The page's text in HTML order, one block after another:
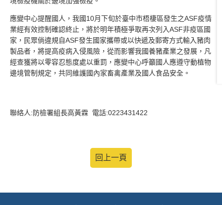
應變中心提醒國人，我國10月下旬於臺中市梧棲區發生之ASF疫情
業經有效控制確認終止，將於明年積極爭取再次列入ASF非疫區國
家，民眾倘違規自ASF發生國家攜帶或以快遞及郵寄方式輸入豬肉
製品者，將提高疫病入侵風險，從而影響我國養豬產業之發展，凡
經查獲將以零容忍態度處以重罰，應變中心呼籲國人應遵守動植物
邊境管制規定，共同維護國內家畜禽產業及國人食品安全。
聯絡人:防檢署組長高黃霖 電話:0223431422
回上一頁